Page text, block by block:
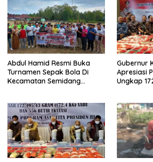
Abdul Hamid Resmi Buka
Turnamen Sepak Bola Di
Kecamatan Semidang
Tahun 2026
Gubernur
Apresiasi
Ungkap